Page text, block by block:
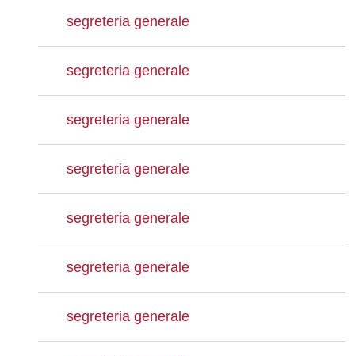
segreteria generale
segreteria generale
segreteria generale
segreteria generale
segreteria generale
segreteria generale
segreteria generale